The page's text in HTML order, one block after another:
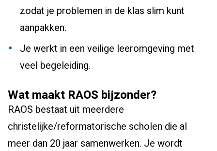
zodat je problemen in de klas slim kunt
aanpakken.
Je werkt in een veilige leeromgeving met
veel begeleiding.
Wat maakt RAOS bijzonder?
RAOS bestaat uit meerdere
christelijke/reformatorische scholen die al
meer dan 20 jaar samenwerken. Je wordt